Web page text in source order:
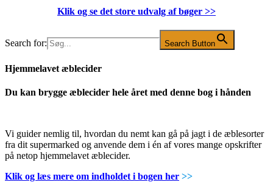
Klik og se det store udvalg af bøger >>
Search for: Search Button
Hjemmelavet æblecider
Du kan brygge æblecider hele året med denne bog i hånden
Vi guider nemlig til, hvordan du nemt kan gå på jagt i de æblesorter
fra dit supermarked og anvende dem i én af vores mange opskrifter
på netop hjemmelavet æblecider.
Klik og læs mere om indholdet i bogen her >>